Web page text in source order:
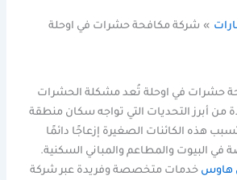
شركة مكافحة حشرات في اوحلة
حشرات في اوحلة تُعد مشكلة الحشرات
من أبرز التحديات التي تواجه سكان منطقة
هذه الكائنات الصغيرة إزعاجًا دائمًا
في البيوت والمطاعم والمباني السكنية.
هاوس خدمات متخصصة وفريدة عبر شركة